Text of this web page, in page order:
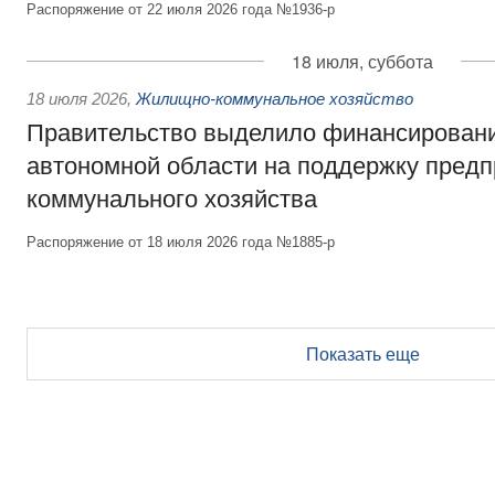
Распоряжение от 22 июля 2026 года №1936-р
18 июля, суббота
18 июля 2026, Жилищно-коммунальное хозяйство
Правительство выделило
автономной области на поддержку
коммунального хозяйства
Распоряжение от 18 июля 2026 года №1885-р
Показать еще